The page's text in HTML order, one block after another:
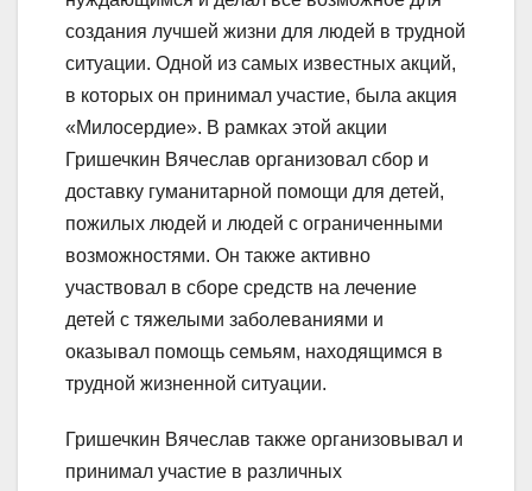
создания лучшей жизни для людей в трудной
ситуации. Одной из самых известных акций,
в которых он принимал участие, была акция
«Милосердие». В рамках этой акции
Гришечкин Вячеслав организовал сбор и
доставку гуманитарной помощи для детей,
пожилых людей и людей с ограниченными
возможностями. Он также активно
участвовал в сборе средств на лечение
детей с тяжелыми заболеваниями и
оказывал помощь семьям, находящимся в
трудной жизненной ситуации.
Гришечкин Вячеслав также организовывал и
принимал участие в различных